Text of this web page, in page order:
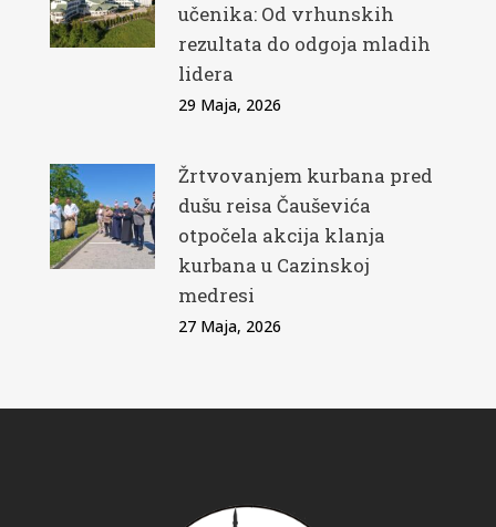
učenika: Od vrhunskih
rezultata do odgoja mladih
lidera
29 Maja, 2026
Žrtvovanjem kurbana pred
dušu reisa Čauševića
otpočela akcija klanja
kurbana u Cazinskoj
medresi
27 Maja, 2026